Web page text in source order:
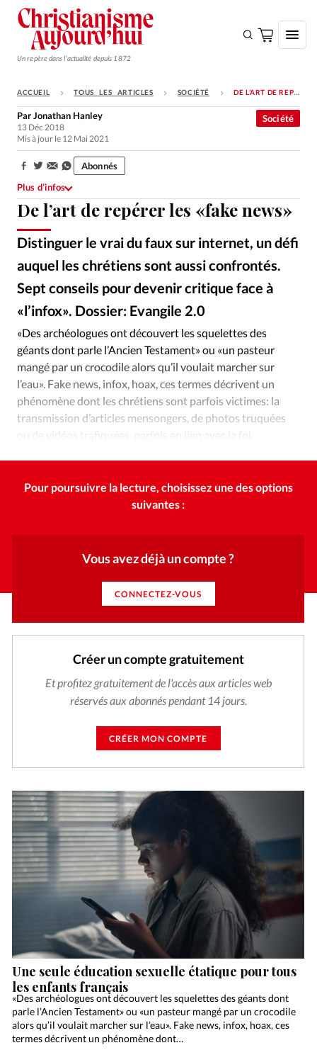
Un repère dans l'actualité depuis 1872
S'ABONNER
Monde
Opinions
Tous les articles
Faire un don
Se connecter
Édition: Internationale
Devise: CHF
RUBRIQUES
Tous les articles
Actualité chrétienne
Actualité internationale
Chronique
Culture
Dossier
Eglises Génération réveil
Monde
Vécu
Vie Intérieure
ACCUEIL TOUS LES ARTICLES SOCIÉTÉ DE L’ART DE REPÉRER LES «FAKE NEWS»
De l’art de repérer les «fake news»
Distinguer le vrai du faux sur internet, un défi
auquel les chrétiens sont aussi confrontés.
Sept conseils pour devenir critique face à
«l’infox». Dossier: Evangile 2.0
Société
ParJonathan Hanley
13 Déc 2018
Mis à jour le 12 Mai 2021
Partager:
Abonnés
Plus d’infos
«Des archéologues ont découvert les squelettes des
géants dont parle l’Ancien Testament» ou «un pasteur
mangé par un crocodile alors qu’il voulait marcher sur
l’eau». Fake news, infox, hoax, ces termes décrivent un
phénomène dont les chrétiens sont parfois victimes: la
transmission d’articles mensongers, de photos truquées
ou de vidéos trafiquées, parfois en lien avec la foi.
Pour poursuivre la lecture, choisissez une des options
suivantes :
Vous avez déjà un compte ?
CONNECTEZ-VOUS
Créer un compte gratuitement
Et profitez gratuitement de l'accès aux articles web
réservés aux abonnés pendant 14 jours.
CRÉER MON COMPTE
Une seule éducation sexuelle étatique pour tous
les enfants français
«Des archéologues ont découvert les squelettes des géants dont
parle l’Ancien Testament» ou «un pasteur mangé par un crocodile
alors qu’il voulait marcher sur l’eau». Fake news, infox, hoax, ces
termes décrivent un phénomène dont…